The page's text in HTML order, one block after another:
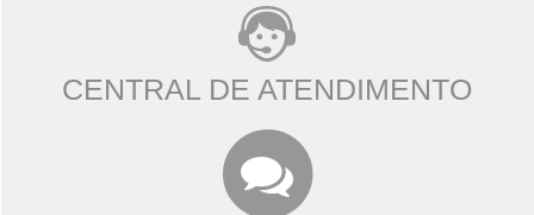
CENTRAL DE ATENDIMENTO